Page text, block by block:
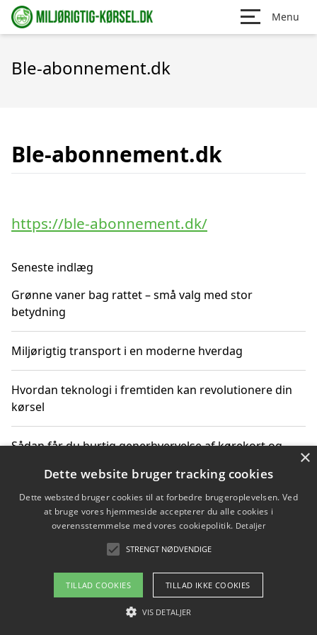
Menu
Ble-abonnement.dk
Ble-abonnement.dk
https://ble-abonnement.dk/
Seneste indlæg
Grønne vaner bag rattet – små valg med stor
betydning
Miljørigtig transport i en moderne hverdag
Hvordan teknologi i fremtiden kan revolutionere din
kørsel
Sådan får du hurtig generhvervelse af kørekort og
Sådan lærer du miljørigtig kørsel hos en køreskole i
Gentofte
Copyright 2026 - Pilanto Aps
Om / kontakt
×
Dette website bruger tracking cookies
Dette websted bruger cookies til at forbedre brugeroplevelsen. Ved
at bruge vores hjemmeside accepterer du alle cookies i
overensstemmelse med vores cookiepolitik. Detaljer
STRENGT NØDVENDIGE
TILLAD COOKIES TILLAD IKKE COOKIES
VIS DETALJER